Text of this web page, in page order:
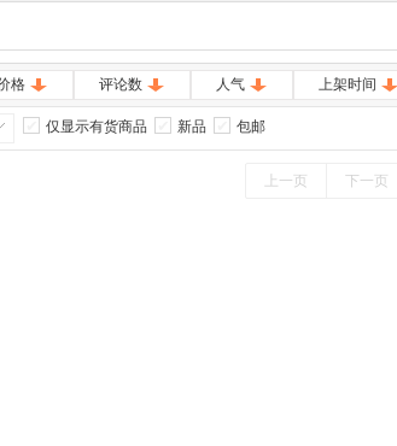
格 评论数 人气 上架时间
仅显示有货商品 新品 包邮
上一页 下一页